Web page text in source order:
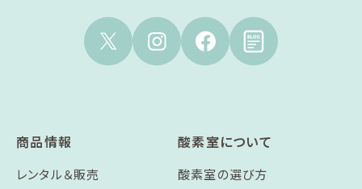
商品情報
レンタル＆販売
酸素室について
酸素室の選び方